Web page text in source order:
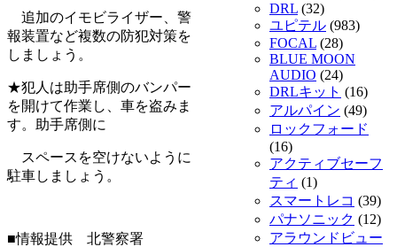
追加のイモビライザー、警
報装置など複数の防犯対策を
しましょう。
★犯人は助手席側のバンパー
を開けて作業し、車を盗みま
す。助手席側に
スペースを空けないように
駐車しましょう。
■情報提供 北警察署
DRL (32)
ユピテル (983)
FOCAL (28)
BLUE MOON
AUDIO (24)
DRLキット (16)
アルパイン (49)
ロックフォード
(16)
アクティブセーフ
ティ (1)
スマートレコ (39)
パナソニック (12)
アラウンドビュー